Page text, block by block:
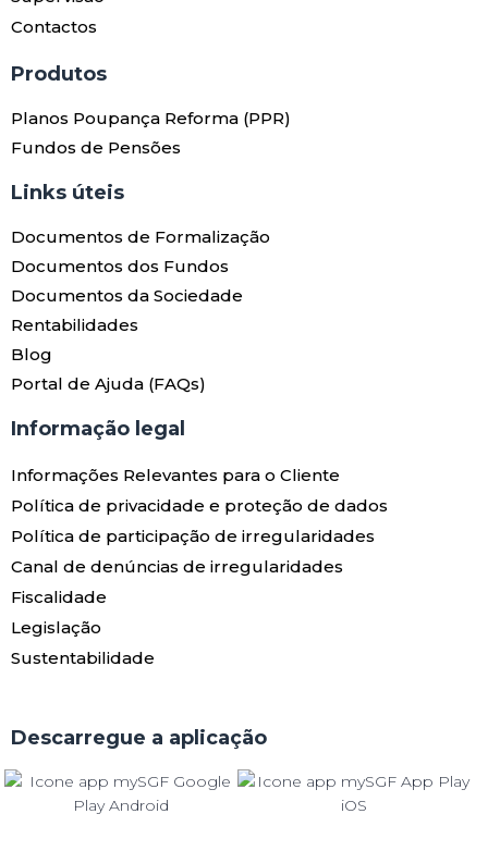
Contactos
Produtos​
Planos Poupança Reforma (PPR)
Fundos de Pensões
Links úteis​
Documentos de Formalização
Documentos dos Fundos
Documentos da Sociedade
Rentabilidades
Blog
Portal de Ajuda (FAQs)
Informação legal
Informações Relevantes para o Cliente
Política de privacidade e proteção de dados
Política de participação de irregularidades
Canal de denúncias de irregularidades
Fiscalidade
Legislação
Sustentabilidade
Descarregue a aplicação